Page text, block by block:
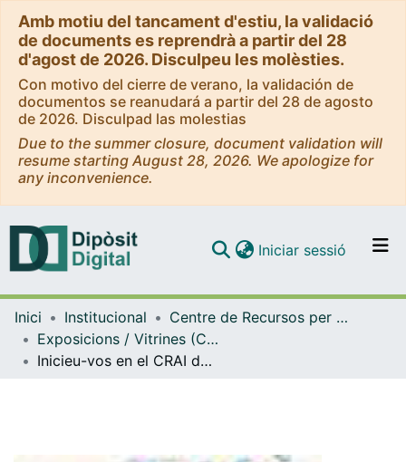
Amb motiu del tancament d'estiu, la validació
de documents es reprendrà a partir del 28
d'agost de 2026. Disculpeu les molèsties.
Con motivo del cierre de verano, la validación de
documentos se reanudará a partir del 28 de agosto
de 2026. Disculpad las molestias
Due to the summer closure, document validation will
resume starting August 28, 2026. We apologize for
any inconvenience.
Navega per tot el DD
Com publicar
Iniciar sessió (current)
Inici Institucional
Centre de Recursos per a l'Aprenentatge i la Investigació (CRAI-UB) - Institucional
Exposicions / Vitrines (CRAI-UB)
Inicieu-vos en el CRAI de la UB: Molt més del que t'imagines (Setembre 2017)